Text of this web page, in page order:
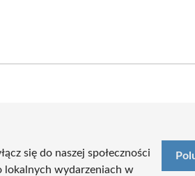
się do naszej społeczności
lokalnych wydarzeniach w